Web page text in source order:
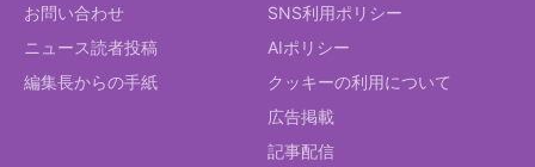
お問い合わせ
ニュース読者投稿
編集長からの手紙
SNS利用ポリシー
AIポリシー
クッキーの利用について
広告掲載
記事配信